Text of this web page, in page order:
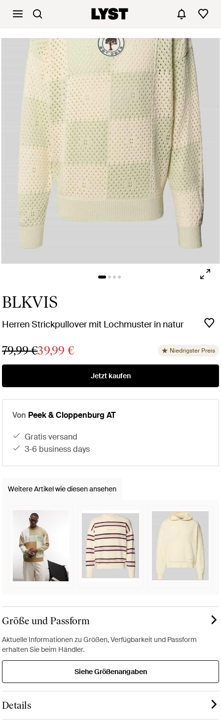
BLKVIS
Herren Strickpullover mit Lochmuster in natur
79,99 €39,99 € Niedrigster Preis
Jetzt kaufen
Von Peek & Cloppenburg AT
gratis versand
3-6 business days
Weitere Artikel wie diesen ansehen
Größe und Passform
Aktuelle Informationen zu Größen, Verfügbarkeit und Passform
erhalten Sie beim Händler.
Siehe Größenangaben
Details